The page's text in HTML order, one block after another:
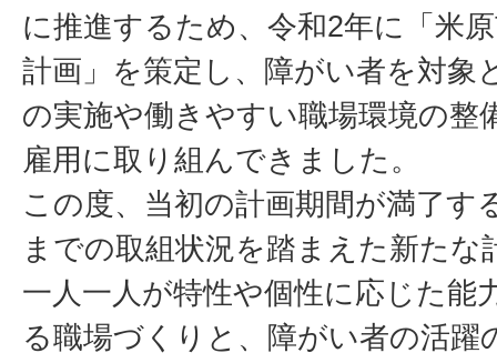
に推進するため、令和2年に「米
計画」を策定し、障がい者を対象
の実施や働きやすい職場環境の整
雇用に取り組んできました。
この度、当初の計画期間が満了す
までの取組状況を踏まえた新たな
一人一人が特性や個性に応じた能
る職場づくりと、障がい者の活躍